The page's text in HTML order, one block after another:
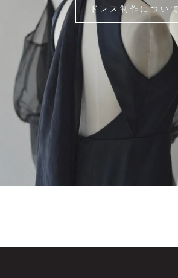
ドレス制作について